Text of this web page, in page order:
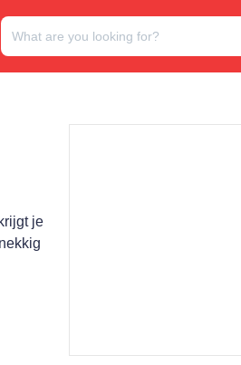
je